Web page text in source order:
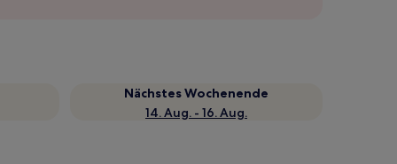
Nächstes Wochenende
14. Aug. - 16. Aug.